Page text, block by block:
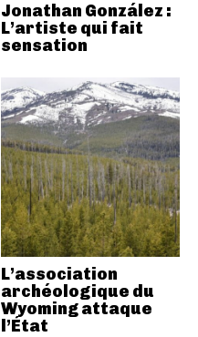
Jonathan González :
L’artiste qui fait
sensation
L’association
archéologique du
Wyoming attaque
l’État